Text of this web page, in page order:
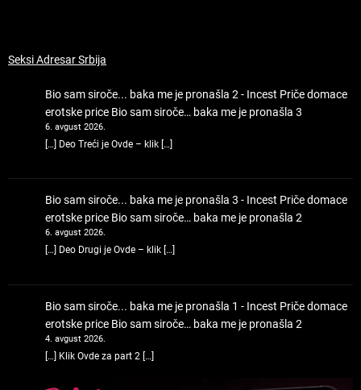
Seksi Adresar Srbija
Bio sam siroče... baka me je pronašla 2 - Incest Priče domace
erotske price Bio sam siroče… baka me je pronašla 3
6. avgust 2026.
[…] Deo Treći je Ovde – klik […]
Bio sam siroče... baka me je pronašla 3 - Incest Priče domace
erotske price Bio sam siroče… baka me je pronašla 2
6. avgust 2026.
[…] Deo Drugi je Ovde – klik […]
Bio sam siroče... baka me je pronašla 1 - Incest Priče domace
erotske price Bio sam siroče… baka me je pronašla 2
4. avgust 2026.
[…] Klik Ovde za part 2 […]